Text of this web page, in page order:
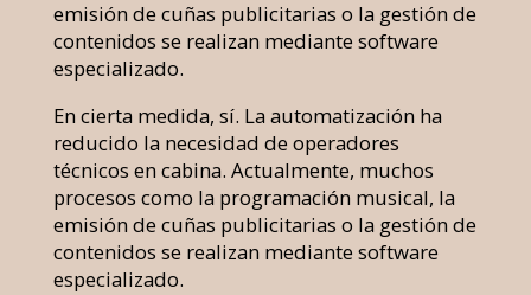
emisión de cuñas publicitarias o la gestión de
contenidos se realizan mediante software
especializado.
En cierta medida, sí. La automatización ha
reducido la necesidad de operadores
técnicos en cabina. Actualmente, muchos
procesos como la programación musical, la
emisión de cuñas publicitarias o la gestión de
contenidos se realizan mediante software
especializado.